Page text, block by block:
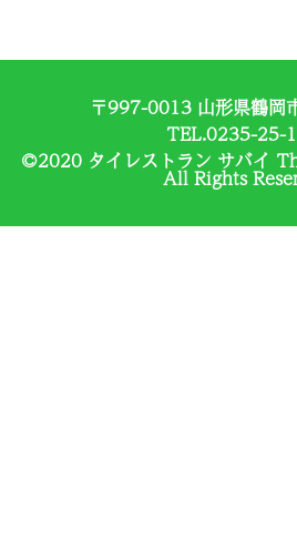
〒997-0013 山形県鶴岡
TEL.0235-25-
©2020 タイレストラン サバイ
All Rights